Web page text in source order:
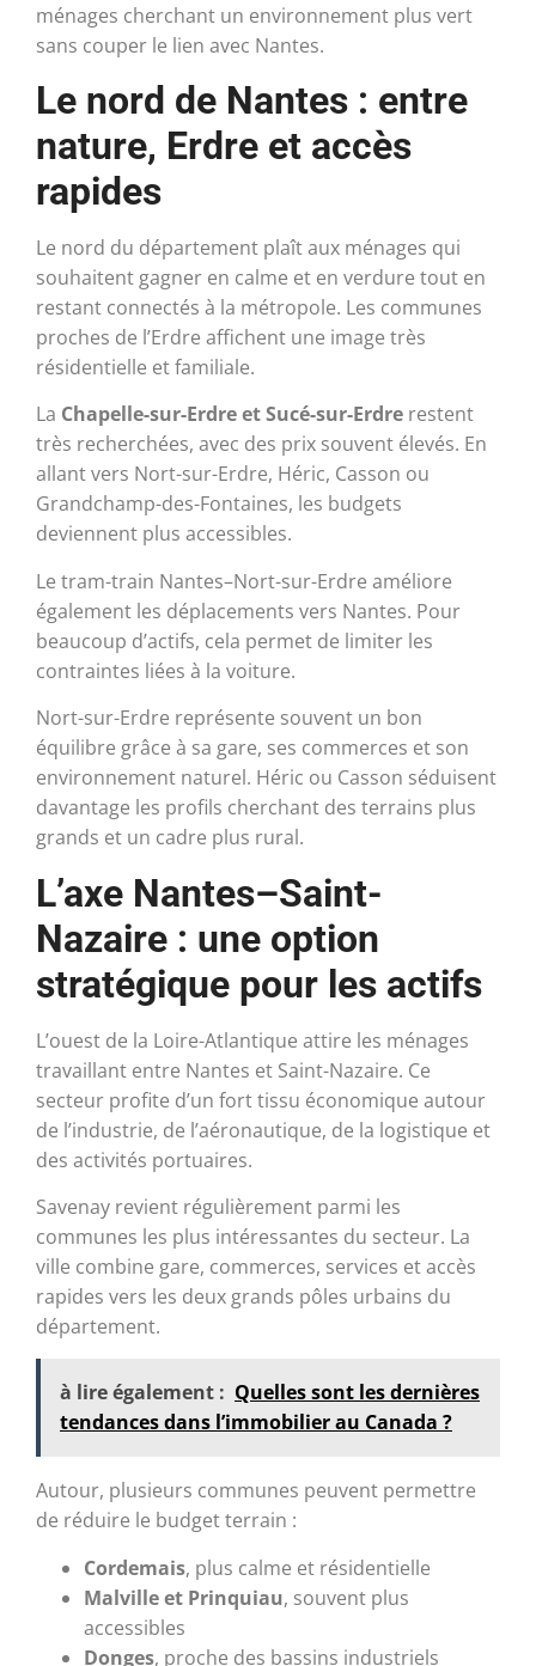
ménages cherchant un environnement plus vert
sans couper le lien avec Nantes.
Le nord de Nantes : entre
nature, Erdre et accès
rapides
Le nord du département plaît aux ménages qui
souhaitent gagner en calme et en verdure tout en
restant connectés à la métropole. Les communes
proches de l’Erdre affichent une image très
résidentielle et familiale.
La Chapelle-sur-Erdre et Sucé-sur-Erdre restent
très recherchées, avec des prix souvent élevés. En
allant vers Nort-sur-Erdre, Héric, Casson ou
Grandchamp-des-Fontaines, les budgets
deviennent plus accessibles.
Le tram-train Nantes–Nort-sur-Erdre améliore
également les déplacements vers Nantes. Pour
beaucoup d’actifs, cela permet de limiter les
contraintes liées à la voiture.
Nort-sur-Erdre représente souvent un bon
équilibre grâce à sa gare, ses commerces et son
environnement naturel. Héric ou Casson séduisent
davantage les profils cherchant des terrains plus
grands et un cadre plus rural.
L’axe Nantes–Saint-
Nazaire : une option
stratégique pour les actifs
L’ouest de la Loire-Atlantique attire les ménages
travaillant entre Nantes et Saint-Nazaire. Ce
secteur profite d’un fort tissu économique autour
de l’industrie, de l’aéronautique, de la logistique et
des activités portuaires.
Savenay revient régulièrement parmi les
communes les plus intéressantes du secteur. La
ville combine gare, commerces, services et accès
rapides vers les deux grands pôles urbains du
département.
à lire également : Quelles sont les dernières
tendances dans l’immobilier au Canada ?
Autour, plusieurs communes peuvent permettre
de réduire le budget terrain :
Cordemais, plus calme et résidentielle
Malville et Prinquiau, souvent plus
accessibles
Donges, proche des bassins industriels